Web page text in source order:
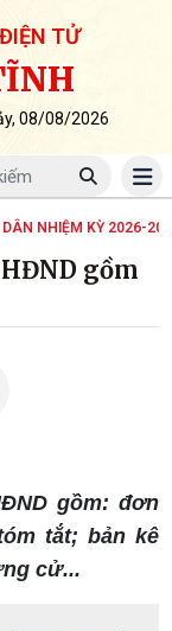
TỬ
08/08/2026
DÂN NHIỆM KỲ 2026-
gồm
gồm: đơn
tắt; bản kê
cử...